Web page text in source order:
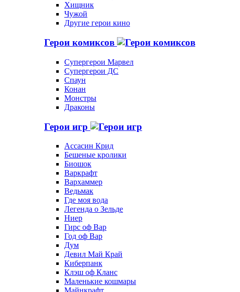
Хищник
Чужой
Другие герои кино
Герои комиксов
Супергерои Марвел
Супергерои ДС
Спаун
Конан
Монстры
Драконы
Герои игр
Ассасин Крид
Бешеные кролики
Биошок
Варкрафт
Вархаммер
Ведьмак
Где моя вода
Легенда о Зельде
Ниер
Гирс оф Вар
Год оф Вар
Дум
Девил Май Край
Киберпанк
Клэш оф Кланс
Маленькие кошмары